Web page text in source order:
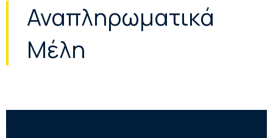
Αναπληρωματικά
Μέλη